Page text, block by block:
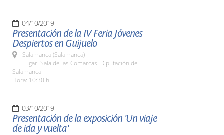
04/10/2019
Presentación de la IV Feria Jóvenes
Despiertos en Guijuelo
Salamanca (Salamanca)
Lugar: Sala de las Comarcas. Diputación de
Salamanca
Hora: 10:30 h.
03/10/2019
Presentación de la exposición 'Un viaje
de ida y vuelta'